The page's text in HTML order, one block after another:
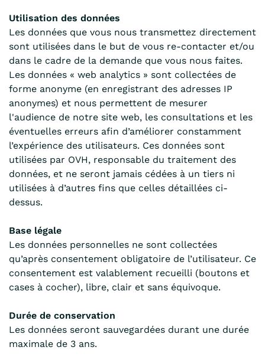
Utilisation des données
Les données que vous nous transmettez directement
sont utilisées dans le but de vous re-contacter et/ou
dans le cadre de la demande que vous nous faites.
Les données « web analytics » sont collectées de
forme anonyme (en enregistrant des adresses IP
anonymes) et nous permettent de mesurer
l'audience de notre site web, les consultations et les
éventuelles erreurs afin d’améliorer constamment
l’expérience des utilisateurs. Ces données sont
utilisées par OVH, responsable du traitement des
données, et ne seront jamais cédées à un tiers ni
utilisées à d’autres fins que celles détaillées ci-
dessus.
Base légale
Les données personnelles ne sont collectées
qu’après consentement obligatoire de l’utilisateur. Ce
consentement est valablement recueilli (boutons et
cases à cocher), libre, clair et sans équivoque.
Durée de conservation
Les données seront sauvegardées durant une durée
maximale de 3 ans.